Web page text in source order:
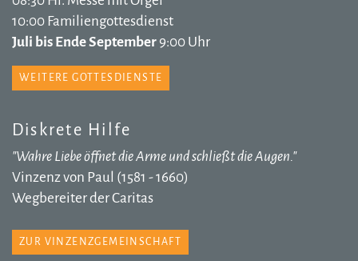
10:00 Familiengottesdienst
Juli bis Ende September 9:00 Uhr
WEITERE GOTTESDIENSTE
Diskrete Hilfe
"Wahre Liebe öffnet die Arme und schließt die Augen."
Vinzenz von Paul (1581 - 1660)
Wegbereiter der Caritas
ZUR VINZENZGEMEINSCHAFT